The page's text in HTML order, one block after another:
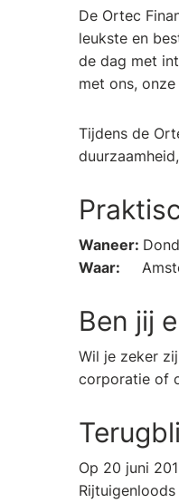
De Ortec
leukste en
de dag met
met ons,
Tijdens de
Waneer:
Waar:
Ben jij
Wil je zeker
corporatie of
Op 20 juni